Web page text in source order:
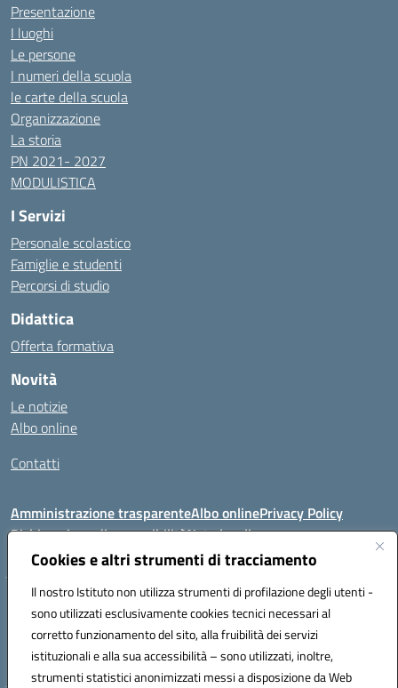
Cookies e altri strumenti di tracciamento
Il nostro Istituto non utilizza strumenti di profilazione degli utenti -
sono utilizzati esclusivamente cookies tecnici necessari al
corretto funzionamento del sito, alla fruibilità dei servizi
istituzionali e alla sua accessibilità – sono utilizzati, inoltre,
strumenti statistici anonimizzati messi a disposizione da Web
Presentazione
I luoghi
Le persone
I numeri della scuola
le carte della scuola
Organizzazione
La storia
PN 2021- 2027
MODULISTICA
I Servizi
Personale scolastico
Famiglie e studenti
Percorsi di studio
Didattica
Offerta formativa
Novità
Le notizie
Albo online
Contatti
Amministrazione trasparenteAlbo onlinePrivacy Policy
Dichiarazione di accessibilitàNote legali
VIA FEUDO N.46 - 81024 - Maddaloni (CE) - Tel 0823202821 - Mail:
ceic8al005@istruzione.it - PEC: ceic8al005@pec.istruzione.it
Codice meccanografico: CEIC8AL005 - Codice iPA:icmvm_0 - C.F.
80011470616 - Codice univoco fatturazione elettronica (CUF): UF7XAK